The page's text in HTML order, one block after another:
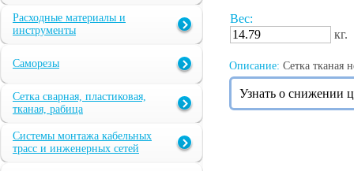
Расходные материалы и
инструменты
Саморезы
Сетка сварная, пластиковая,
тканая, рабица
Системы монтажа кабельных
трасс и инженерных сетей
Вес:
кг.
Описание: Сетка тканая
Узнать о снижении